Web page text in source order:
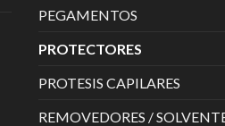
PEGAMENTOS
PROTECTORES
PROTESIS CAPILARES
REMOVEDORES /